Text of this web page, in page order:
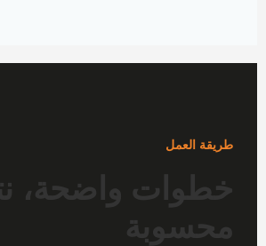
طريقة العمل
خطوات واضحة،
محسوبة